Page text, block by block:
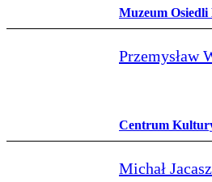
Muzeum
Przemysław
Centrum
Michał